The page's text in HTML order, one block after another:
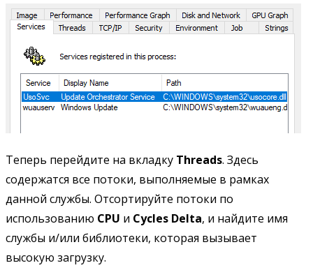
Теперь перейдите на вкладку Threads. Здесь
содержатся все потоки, выполняемые в рамках
данной службы. Отсортируйте потоки по
использованию CPU и Cycles Delta, и найдите имя
службы и/или библиотеки, которая вызывает
высокую загрузку.